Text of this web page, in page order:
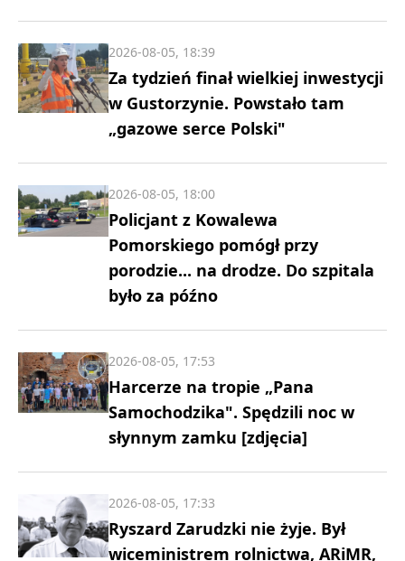
Za tydzień finał wielkiej inwestycji
w Gustorzynie. Powstało tam
„gazowe serce Polski"
2026-08-05, 18:39
Policjant z Kowalewa
Pomorskiego pomógł przy
porodzie... na drodze. Do szpitala
było za późno
2026-08-05, 18:00
Harcerze na tropie „Pana
Samochodzika". Spędzili noc w
słynnym zamku [zdjęcia]
2026-08-05, 17:53
Ryszard Zarudzki nie żyje. Był
wiceministrem rolnictwa, ARiMR,
2026-08-05, 17:33